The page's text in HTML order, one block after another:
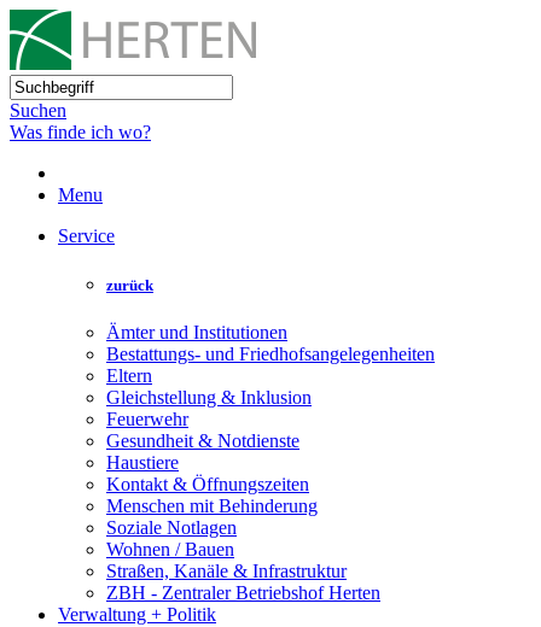
Suchen
Was finde ich wo?
Menu
Service
zurück
Ämter und Institutionen
Bestattungs- und Friedhofsangelegenheiten
Eltern
Gleichstellung & Inklusion
Feuerwehr
Gesundheit & Notdienste
Haustiere
Kontakt & Öffnungszeiten
Menschen mit Behinderung
Soziale Notlagen
Wohnen / Bauen
Straßen, Kanäle & Infrastruktur
ZBH - Zentraler Betriebshof Herten
Verwaltung + Politik